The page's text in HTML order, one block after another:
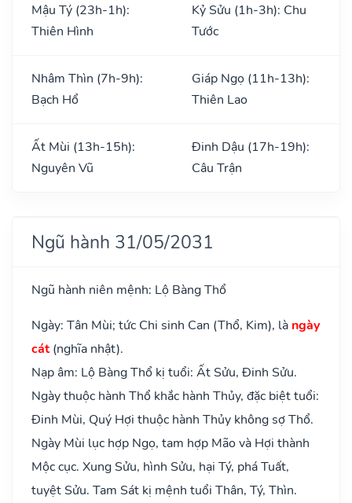
Mậu Tý (23h-1h):
Thiên Hình
Kỷ Sửu (1h-3h): Chu
Tước
Nhâm Thìn (7h-9h):
Bạch Hổ
Giáp Ngọ (11h-13h):
Thiên Lao
Ất Mùi (13h-15h):
Nguyên Vũ
Đinh Dậu (17h-19h):
Câu Trận
Ngũ hành 31/05/2031
Ngũ hành niên mệnh: Lộ Bàng Thổ
Ngày: Tân Mùi; tức Chi sinh Can (Thổ, Kim), là ngày
cát(nghĩa nhật).
Nạp âm: Lộ Bàng Thổ kị tuổi: Ất Sửu, Đinh Sửu.
Ngày thuộc hành Thổ khắc hành Thủy, đặc biệt tuổi:
Đinh Mùi, Quý Hợi thuộc hành Thủy không sợ Thổ.
Ngày Mùi lục hợp Ngọ, tam hợp Mão và Hợi thành
Mộc cục. Xung Sửu, hình Sửu, hại Tý, phá Tuất,
tuyệt Sửu. Tam Sát kị mệnh tuổi Thân, Tý, Thìn.